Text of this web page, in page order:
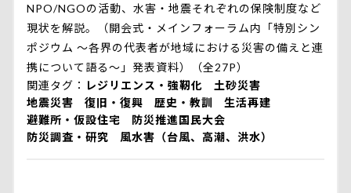
NPO/NGOの活動、水害・地震それぞれの保険制度など
現状を解説。（開会式・メインフォーラム内「特別シン
ポジウム ～各界の代表者が地域における災害の備えと連
携について語る～」発表資料）（全27P）
関連タグ
レジリエンス・強靭化
土砂災害
地震災害
復旧・復興 歴史・教訓
生活再建
避難所・仮設住宅
防災推進国民大会
防災調査・研究
風水害（台風、高潮、洪水）